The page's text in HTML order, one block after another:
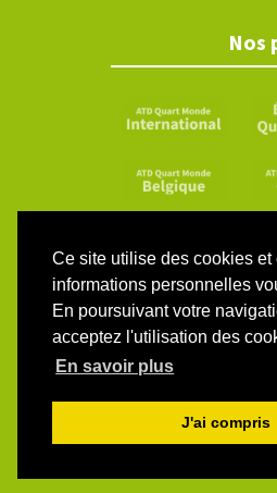
Ce site utilise des cookies et
informations personnelles
En poursuivant votre
acceptez l'utilisation des
En savoir plus
J'ai compris
Nos